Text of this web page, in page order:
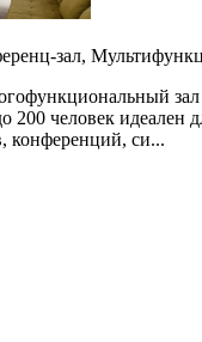
зал,
200 человек идеален
конференций, си...